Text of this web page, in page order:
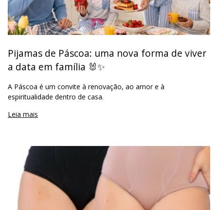
Pijamas de Páscoa: uma nova forma de viver
a data em família 🐰✨
A Páscoa é um convite à renovação, ao amor e à
espiritualidade dentro de casa.
Leia mais